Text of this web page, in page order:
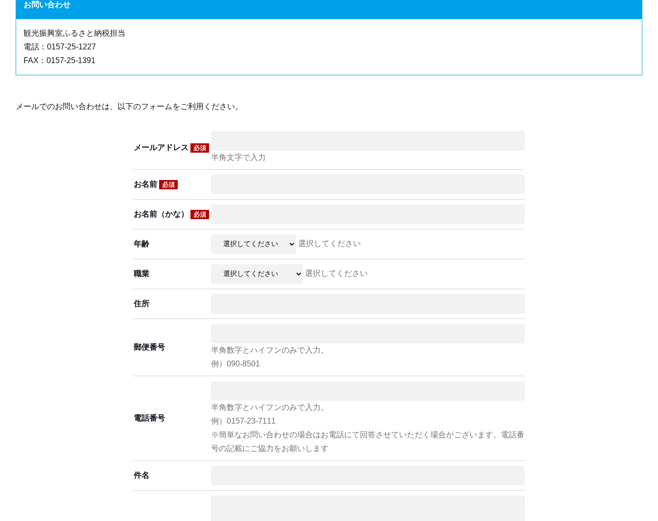
お問い合わせ
観光振興室ふるさと納税担当
電話：0157-25-1227
FAX：0157-25-1391
メールでのお問い合わせは、以下のフォームをご利用ください。
メールアドレス 必須
半角文字で入力
お名前 必須
お名前（かな） 必須
年齢 選択してください
職業 選択してください
住所
郵便番号
半角数字とハイフンのみで入力。
例）090-8501
電話番号
半角数字とハイフンのみで入力。
例）0157-23-7111
※簡単なお問い合わせの場合はお電話にて回答させていただく場合がございます。電話番
号の記載にご協力をお願いします
件名